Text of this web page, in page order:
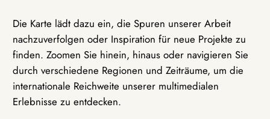
Die Karte lädt dazu ein, die Spuren unserer Arbeit
nachzuverfolgen oder Inspiration für neue Projekte zu
finden. Zoomen Sie hinein, hinaus oder navigieren Sie
durch verschiedene Regionen und Zeiträume, um die
internationale Reichweite unserer multimedialen
Erlebnisse zu entdecken.